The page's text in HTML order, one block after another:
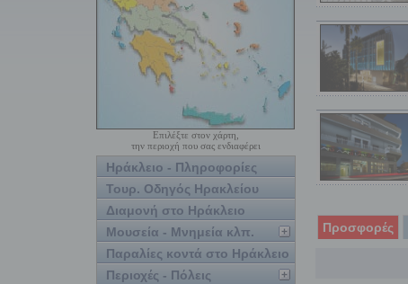
Επιλέξτε στον χάρτη,
την περιοχή που σας ενδιαφέρει
Ηράκλειο - Πληροφορίες
Τουρ. Οδηγός Ηρακλείου
Διαμονή στο Ηράκλειο
Μουσεία - Μνημεία κλπ.
Παραλίες κοντά στο Ηράκλειο
Περιοχές - Πόλεις
Προσφορές